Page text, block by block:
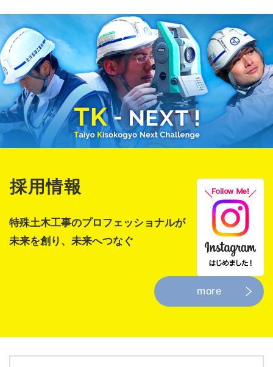
採用情報
特殊⼟⽊⼯事のプロフェッショナルが
未来を創り、未来へつなぐ
more